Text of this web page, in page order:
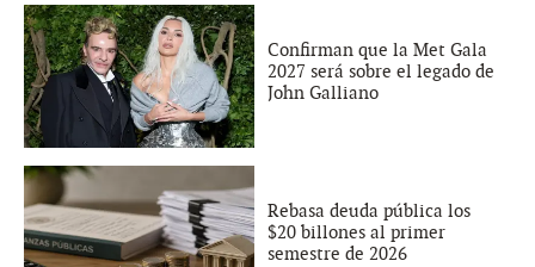
Confirman que la Met Gala
2027 será sobre el legado de
John Galliano
Rebasa deuda pública los
$20 billones al primer
semestre de 2026